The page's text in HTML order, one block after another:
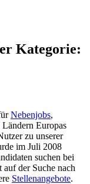
Kategorie:
Nebenjobs,
Europas
zu unserer
im Juli 2008
suchen bei
auf der Suche nach
Stellenangebote.